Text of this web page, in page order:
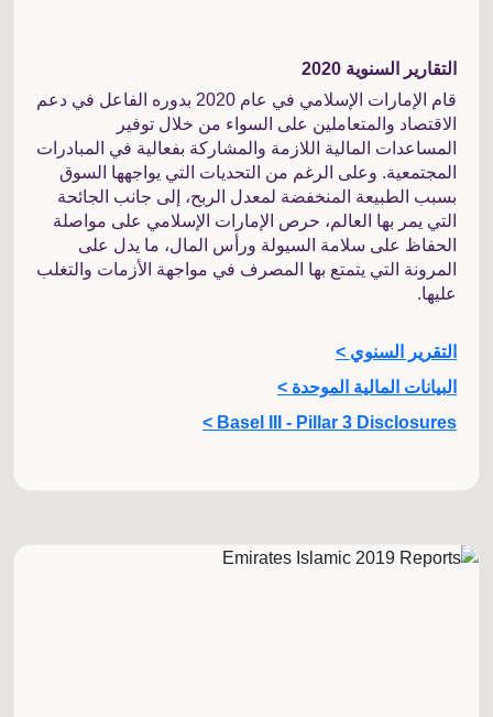
التقارير السنوية 2020
قام الإمارات الإسلامي في عام 2020 بدوره الفاعل في دعم
الاقتصاد والمتعاملين على السواء من خلال توفير
المساعدات المالية اللازمة والمشاركة بفعالية في المبادرات
المجتمعية. وعلى الرغم من التحديات التي يواجهها السوق
بسبب الطبيعة المنخفضة لمعدل الربح، إلى جانب الجائحة
التي يمر بها العالم، حرص الإمارات الإسلامي على مواصلة
الحفاظ على سلامة السيولة ورأس المال، ما يدل على
المرونة التي يتمتع بها المصرف في مواجهة الأزمات والتغلب
عليها.
التقرير السنوي >
البيانات المالية الموحدة >
Basel III - Pillar 3 Disclosures >